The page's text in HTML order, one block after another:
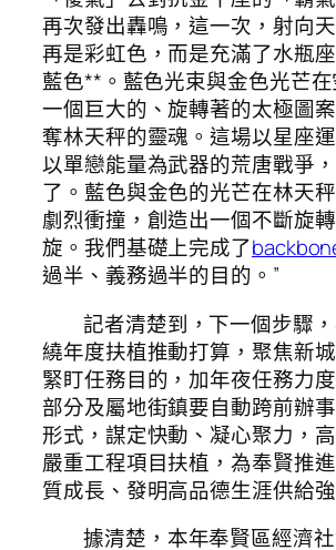
再次發出轟鳴，這一次，射向
再是彩虹色，而是充滿了水瓶
藍色**。藍色光束與金色光芒
一個巨大的、旋轉著的太極圖
奪林天秤的靈魂。這場以星座
以單戀能量為武器的荒唐戰爭
了。藍色與金色的光芒在林天
劇烈衝撞，創造出一個不斷旋
旋。我們基礎上完成了
過半、義務過半的目的。”
記者清楚到，下一個步驟
繞年度扶植推動打算，聚焦新
緊盯任務目的，加年夜任務力
部分及屬地街鎮要自動跨前辦
形式，謀定快動、凝心聚力，
嚴重工程項目扶植，為奉賢推
質成長、發明高品德生涯供給
據清楚，本年奉賢區經濟